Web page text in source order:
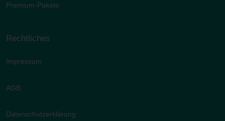
Premium-Pakete
Rechtliches
Impressum
AGB
Datenschutzerklärung